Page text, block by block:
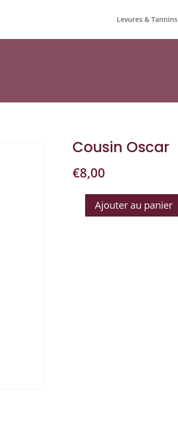
Levures & Tannins
Cousin Oscar
€8,00
QUANTITÉAjouter au panier